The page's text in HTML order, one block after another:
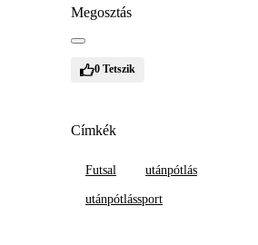
Megosztás
0 Tetszik
Címkék
Futsal utánpótlás
utánpótlássport